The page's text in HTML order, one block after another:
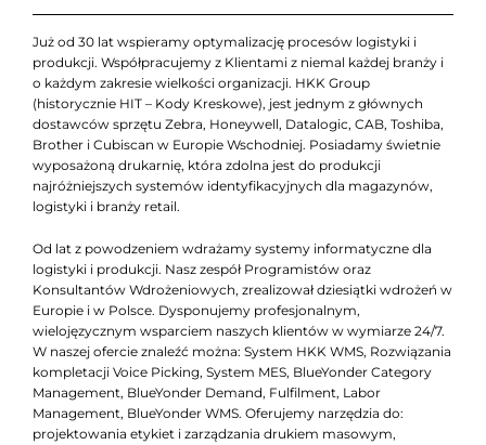
Już od 30 lat wspieramy optymalizację procesów logistyki i
produkcji. Współpracujemy z Klientami z niemal każdej branży i
o każdym zakresie wielkości organizacji. HKK Group
(historycznie HIT – Kody Kreskowe), jest jednym z głównych
dostawców sprzętu Zebra, Honeywell, Datalogic, CAB, Toshiba,
Brother i Cubiscan w Europie Wschodniej. Posiadamy świetnie
wyposażoną drukarnię, która zdolna jest do produkcji
najróżniejszych systemów identyfikacyjnych dla magazynów,
logistyki i branży retail.
Od lat z powodzeniem wdrażamy systemy informatyczne dla
logistyki i produkcji. Nasz zespół Programistów oraz
Konsultantów Wdrożeniowych, zrealizował dziesiątki wdrożeń w
Europie i w Polsce. Dysponujemy profesjonalnym,
wielojęzycznym wsparciem naszych klientów w wymiarze 24/7.
W naszej ofercie znaleźć można: System HKK WMS, Rozwiązania
kompletacji Voice Picking, System MES, BlueYonder Category
Management, BlueYonder Demand, Fulfilment, Labor
Management, BlueYonder WMS. Oferujemy narzędzia do:
projektowania etykiet i zarządzania drukiem masowym,